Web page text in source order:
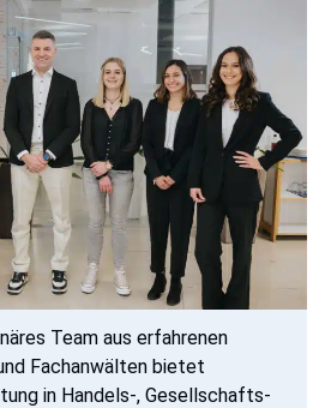
Team aus erfahrenen
Fachanwälten bietet
in Handels-, Gesellschafts-